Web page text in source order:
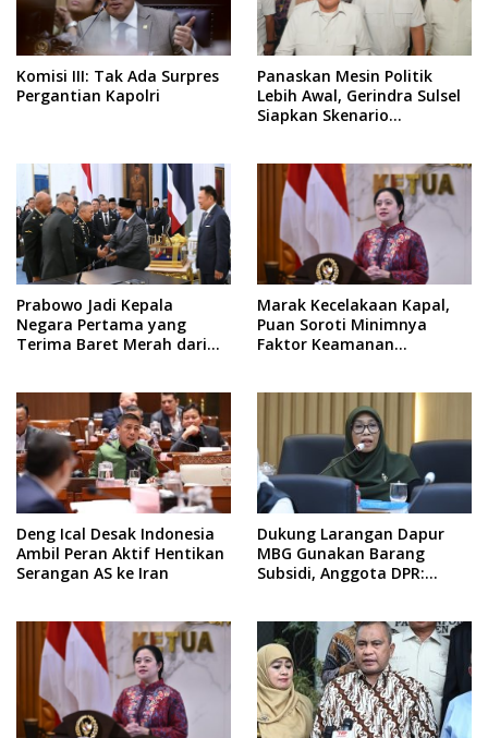
Komisi III: Tak Ada Surpres
Pergantian Kapolri
Panaskan Mesin Politik
Lebih Awal, Gerindra Sulsel
Siapkan Skenario
Prabowo Jadi Kepala
Negara Pertama yang
Terima Baret Merah dari
Marak Kecelakaan Kapal,
Puan Soroti Minimnya
Faktor Keamanan
Deng Ical Desak Indonesia
Ambil Peran Aktif Hentikan
Serangan AS ke Iran
Dukung Larangan Dapur
MBG Gunakan Barang
Subsidi, Anggota DPR: